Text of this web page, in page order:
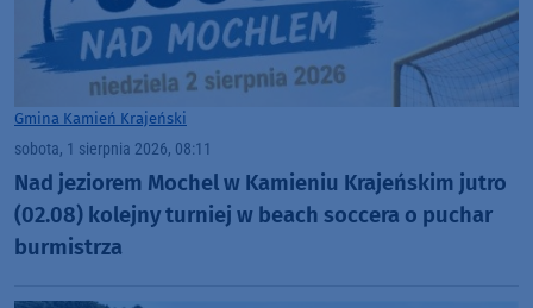
Gmina Kamień Krajeński
sobota, 1 sierpnia 2026, 08:11
Nad jeziorem Mochel w Kamieniu Krajeńskim jutro
(02.08) kolejny turniej w beach soccera o puchar
burmistrza